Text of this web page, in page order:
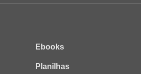
Ebooks
Planilhas